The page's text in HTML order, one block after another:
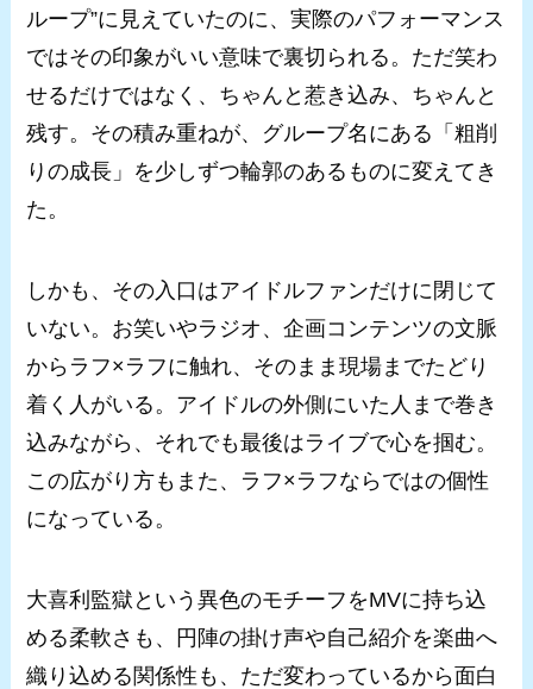
ループ”に見えていたのに、実際のパフォーマンス
ではその印象がいい意味で裏切られる。ただ笑わ
せるだけではなく、ちゃんと惹き込み、ちゃんと
残す。その積み重ねが、グループ名にある「粗削
りの成長」を少しずつ輪郭のあるものに変えてき
た。
しかも、その入口はアイドルファンだけに閉じて
いない。お笑いやラジオ、企画コンテンツの文脈
からラフ×ラフに触れ、そのまま現場までたどり
着く人がいる。アイドルの外側にいた人まで巻き
込みながら、それでも最後はライブで心を掴む。
この広がり方もまた、ラフ×ラフならではの個性
になっている。
大喜利監獄という異色のモチーフをMVに持ち込
める柔軟さも、円陣の掛け声や自己紹介を楽曲へ
織り込める関係性も、ただ変わっているから面白